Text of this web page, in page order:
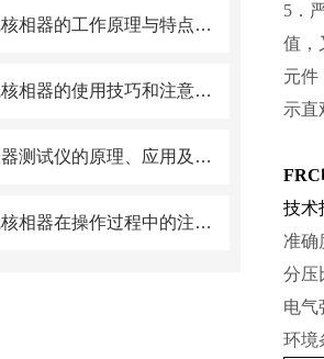
高压无线核相器的工作原理与特点解析
高压无线核相器的使用技巧和注意事项
雷电计数器测试仪的原理、应用及注意事项
高压无线核相器在操作过程中的注意事项
5．
值，
元件
示直
FRC
技术
准确
分压
电气
环境